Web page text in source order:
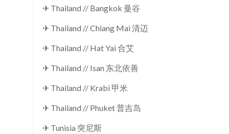
✈ Thailand // Bangkok 曼谷
✈ Thailand // Chiang Mai 清迈
✈ Thailand // Hat Yai 合艾
✈ Thailand // Isan 东北依善
✈ Thailand // Krabi 甲米
✈ Thailand // Phuket 普吉岛
✈ Tunisia 突尼斯